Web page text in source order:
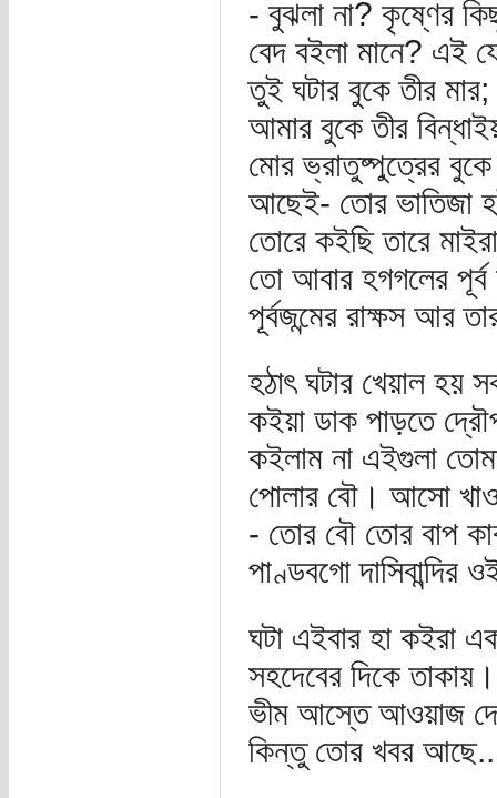
- বুঝলা না? কৃষ্ণের
বেদ বইলা মানে? এই
তুই ঘটার বুকে তীর
আমার বুকে তীর
মোর ভ্রাতুষ্পুত্রের
আছেই- তোর ভাতিজা
তোরে কইছি তারে
তো আবার হগগলের পূর্ব
পূর্বজন্মের রাক্ষস আর
হঠাৎ ঘটার খেয়াল হয়
কইয়া ডাক পাড়তে
কইলাম না এইগুলা
পোলার বৌ। আসো
- তোর বৌ তোর বাপ
পাণ্ডবগো দাসিবান্দির
ঘটা এইবার হা কইরা
সহদেবের দিকে
ভীম আস্তে আওয়াজ
কিন্তু তোর খবর